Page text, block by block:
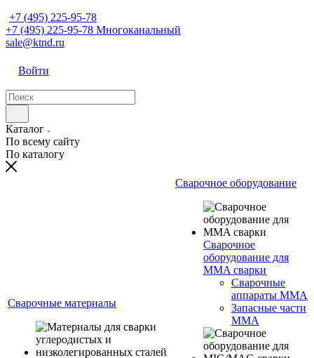
+7 (495) 225-95-78
+7 (495) 225-95-78 Многоканальный
sale@ktnd.ru
Войти
Каталог
По всему сайту
По каталогу
Сварочные материалы
Сварочное оборудование
Сварочное
оборудование для
MMA сварки
Сварочные
аппараты MMA
Запасные части
MMA